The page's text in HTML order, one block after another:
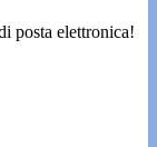
posta elettronica!